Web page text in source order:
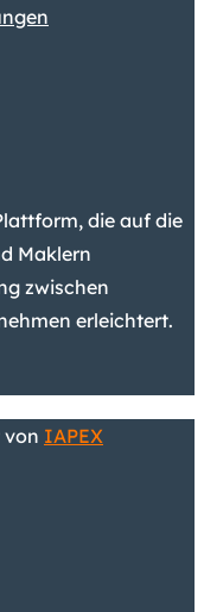
die auf die
Maklern
zwischen
erleichtert.
von IAPEX